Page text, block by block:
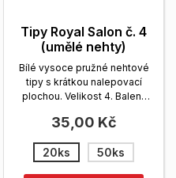
Tipy Royal Salon č. 4
(umělé nehty)
Bílé vysoce pružné nehtové
tipy s krátkou nalepovací
plochou. Velikost 4. Balení:
více
35,00 Kč
20ks 50ks